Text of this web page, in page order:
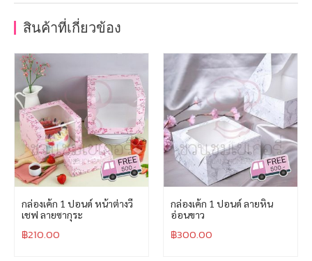
สินค้าที่เกี่ยวข้อง
กล่องเค้ก 1 ปอนด์ หน้าต่างวี
เชฟ ลายซากุระ
฿210.00
กล่องเค้ก 1 ปอนด์ ลายหิน
อ่อนขาว
฿300.00